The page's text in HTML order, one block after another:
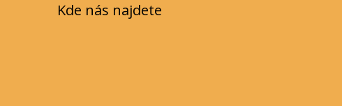
Kde nás najdete